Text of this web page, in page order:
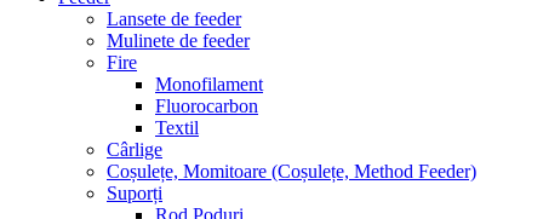
Lansete de feeder
Mulinete de feeder
Fire
Monofilament
Fluorocarbon
Textil
Cârlige
Coșulețe, Momitoare (Coșulețe, Method Feeder)
Suporți